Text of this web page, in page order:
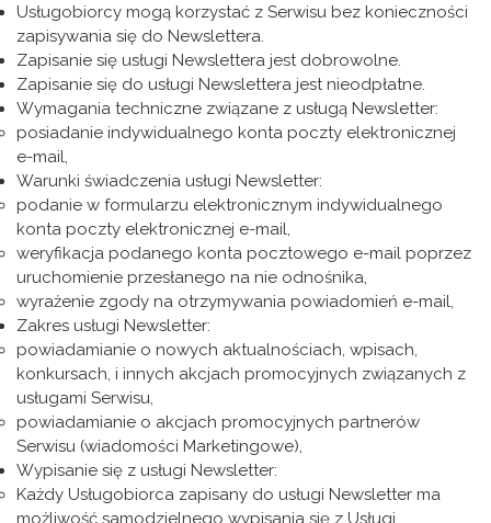
Usługobiorcy mogą korzystać z Serwisu bez konieczności
zapisywania się do Newslettera.
Zapisanie się usługi Newslettera jest dobrowolne.
Zapisanie się do usługi Newslettera jest nieodpłatne.
Wymagania techniczne związane z usługą Newsletter:
posiadanie indywidualnego konta poczty elektronicznej
e-mail,
Warunki świadczenia usługi Newsletter:
podanie w formularzu elektronicznym indywidualnego
konta poczty elektronicznej e-mail,
weryfikacja podanego konta pocztowego e-mail poprzez
uruchomienie przesłanego na nie odnośnika,
wyrażenie zgody na otrzymywania powiadomień e-mail,
Zakres usługi Newsletter:
powiadamianie o nowych aktualnościach, wpisach,
konkursach, i innych akcjach promocyjnych związanych z
usługami Serwisu,
powiadamianie o akcjach promocyjnych partnerów
Serwisu (wiadomości Marketingowe),
Wypisanie się z usługi Newsletter:
Każdy Usługobiorca zapisany do usługi Newsletter ma
możliwość samodzielnego wypisania się z Usługi.